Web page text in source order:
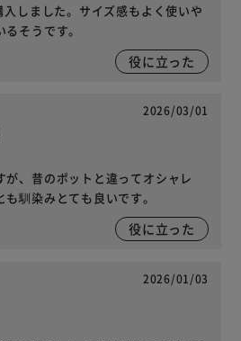
しました。サイズ感もよく使いや
そうです。
役に立った
2026/03/01
が、昔のポットと違ってオシャレ
馴染みとても良いです。
役に立った
2026/01/03